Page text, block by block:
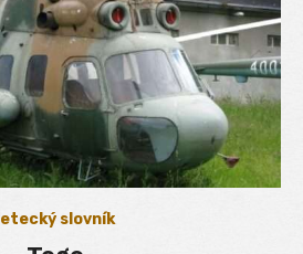
letecký slovník